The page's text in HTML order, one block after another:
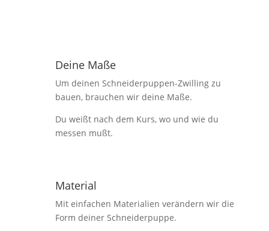
Deine Maße
Um deinen Schneiderpuppen-Zwilling zu
bauen, brauchen wir deine Maße.
Du weißt nach dem Kurs, wo und wie du
messen mußt.
Material
Mit einfachen Materialien verändern wir die
Form deiner Schneiderpuppe.